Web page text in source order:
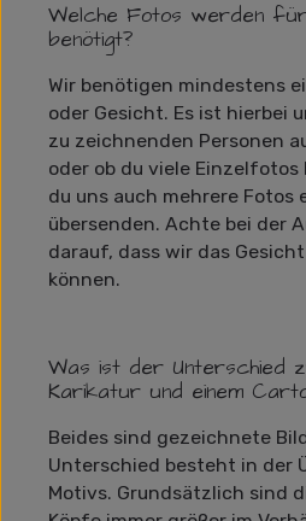
Welche Fotos werden für
benötigt?
Wir benötigen mindestens
oder Gesicht. Es ist hierbei
zu zeichnenden Personen
oder ob du viele Einzelfotos
du uns auch mehrere Fotos
übersenden. Achte bei der
darauf, dass wir das
können.
Was ist der Unterschied
Karikatur und einem
Beides sind gezeichnete
Unterschied besteht in der
Motivs. Grundsätzlich sind